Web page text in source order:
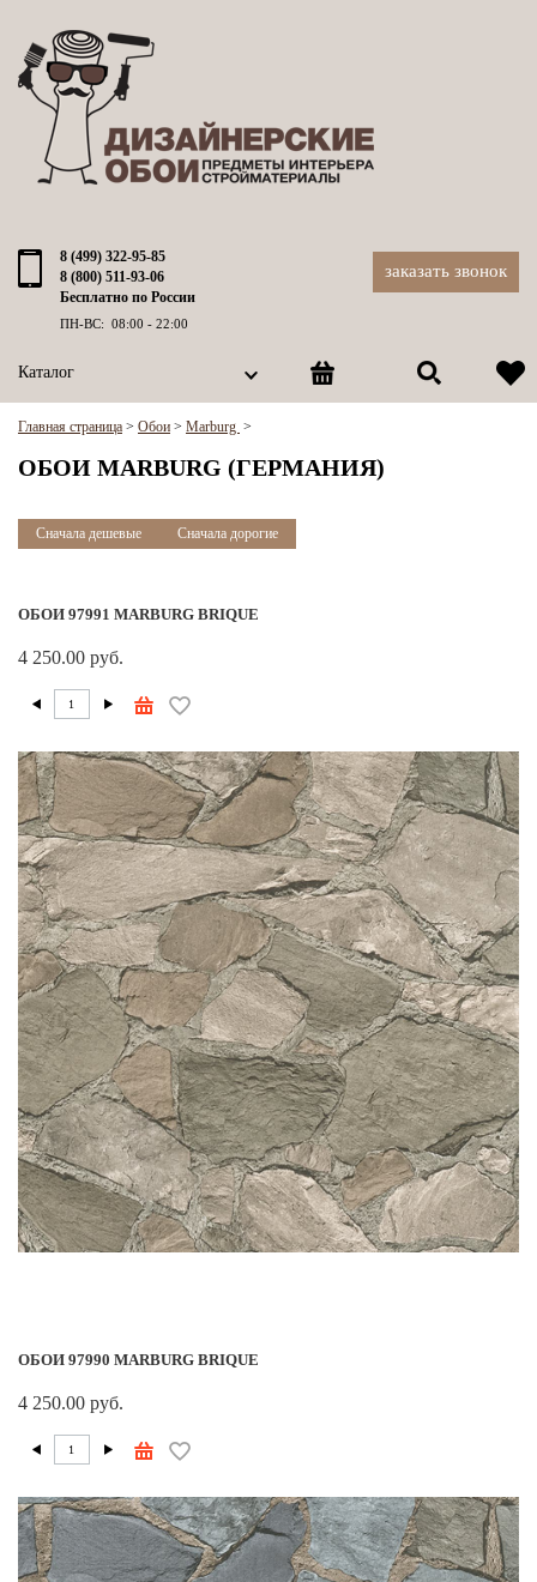
8 (499) 322-95-85
8 (800) 511-93-06
Бесплатно по России
ПН-ВС: 08:00 - 22:00
заказать звонок
Каталог
Главная страница > Обои > Marburg >
ОБОИ MARBURG (ГЕРМАНИЯ)
Сначала дешевые Сначала дорогие
ОБОИ 97991 MARBURG BRIQUE
4 250.00 руб.
ОБОИ 97990 MARBURG BRIQUE
4 250.00 руб.